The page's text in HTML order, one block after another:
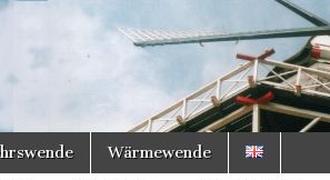
Wärmewende